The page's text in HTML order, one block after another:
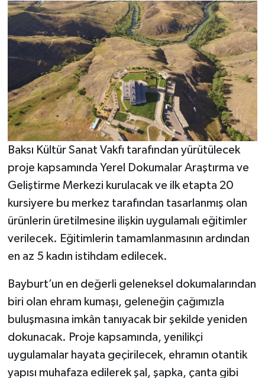
Baksı Kültür Sanat Vakfı tarafından yürütülecek
proje kapsamında Yerel Dokumalar Araştırma ve
Geliştirme Merkezi kurulacak ve ilk etapta 20
kursiyere bu merkez tarafından tasarlanmış olan
ürünlerin üretilmesine ilişkin uygulamalı eğitimler
verilecek. Eğitimlerin tamamlanmasının ardından
en az 5 kadın istihdam edilecek.
Bayburt’un en değerli geleneksel dokumalarından
biri olan ehram kumaşı, geleneğin çağımızla
buluşmasına imkân tanıyacak bir şekilde yeniden
dokunacak. Proje kapsamında, yenilikçi
uygulamalar hayata geçirilecek, ehramın otantik
yapısı muhafaza edilerek şal, şapka, çanta gibi